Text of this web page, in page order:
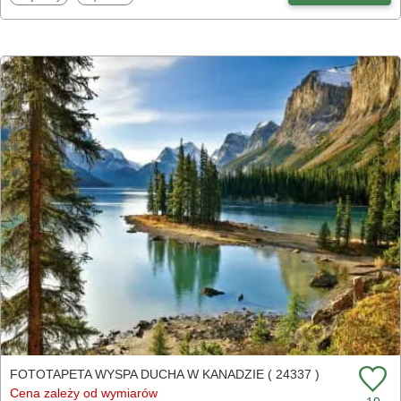
FOTOTAPETA WYSPA DUCHA W KANADZIE ( 24337 )
Cena zależy od wymiarów